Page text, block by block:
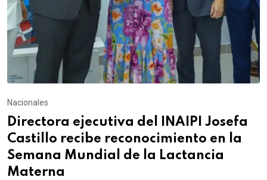
Nacionales
Directora ejecutiva del INAIPI Josefa
Castillo recibe reconocimiento en la
Semana Mundial de la Lactancia
Materna